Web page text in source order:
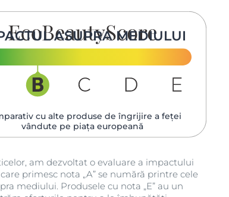
ASUPRA MEDIULUI
cu alte produse de îngrijire a feței
vândute pe piața europeană
am dezvoltat o evaluare a impactului
primesc nota „A” se numără printre cele
mediului. Produsele cu nota „E” au un